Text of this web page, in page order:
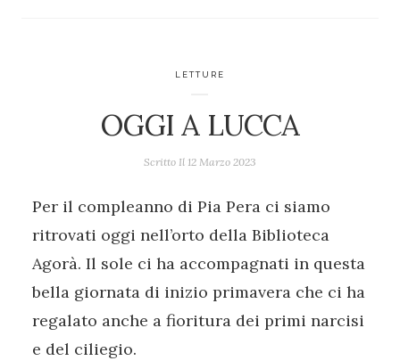
LETTURE
OGGI A LUCCA
Scritto Il 12 Marzo 2023
Per il compleanno di Pia Pera ci siamo
ritrovati oggi nell’orto della Biblioteca
Agorà. Il sole ci ha accompagnati in questa
bella giornata di inizio primavera che ci ha
regalato anche a fioritura dei primi narcisi
e del ciliegio.